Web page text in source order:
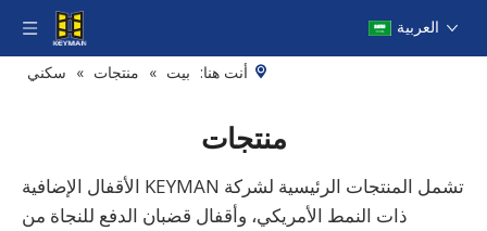
العربية
أنت هنا: بيت » منتجات » سكني
منتجات
تشمل المنتجات الرئيسية لشركة KEYMAN الأقفال الإضافية
ذات النمط الأمريكي، وأقفال قضبان الدفع للنجاة من